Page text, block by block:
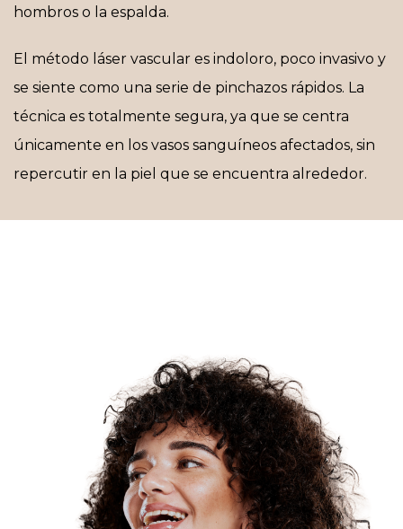
hombros o la espalda.
El método láser vascular es indoloro, poco invasivo y
se siente como una serie de pinchazos rápidos. La
técnica es totalmente segura, ya que se centra
únicamente en los vasos sanguíneos afectados, sin
repercutir en la piel que se encuentra alrededor.